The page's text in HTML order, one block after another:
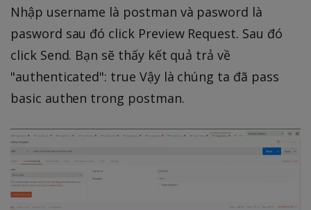
Nhập username là postman và pasword là
pasword sau đó click Preview Request. Sau đó
click Send. Bạn sẽ thấy kết quả trả về
"authenticated": true Vậy là chúng ta đã pass
basic authen trong postman.